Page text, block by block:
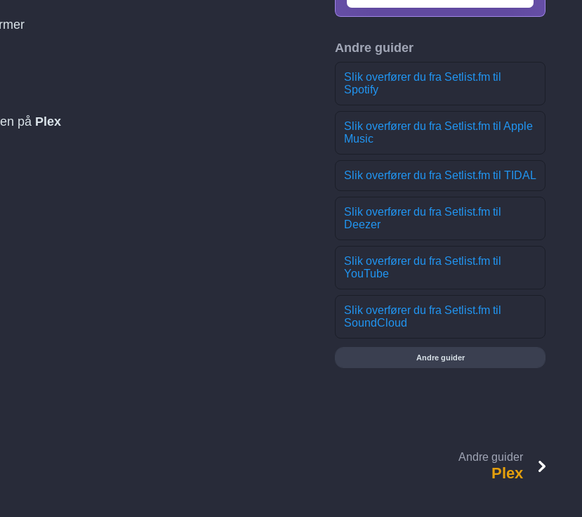
på Plex
Andre guider
Slik overfører du fra Setlist.fm til
Spotify
Slik overfører du fra Setlist.fm til Apple
Music
Slik overfører du fra Setlist.fm til TIDAL
Slik overfører du fra Setlist.fm til
Deezer
Slik overfører du fra Setlist.fm til
YouTube
Slik overfører du fra Setlist.fm til
SoundCloud
Andre guider
Andre guider
Plex